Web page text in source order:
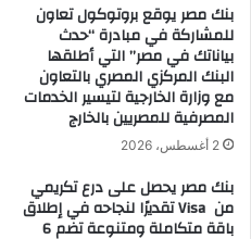
بنك مصر يوقع بروتوكول تعاون
للمشاركة في مبادرة “حدث
بياناتك في مصر” التي أطلقها
البنك المركزي المصري بالتعاون
مع وزارة الخارجية لتيسير الخدمات
المصرفية للمصريين بالخارج
2 أغسطس، 2026
بنك مصر يحصل على درع تكريمي
من Visa تقديرًا لنجاحه في إطلاق
باقة متكاملة ومتنوعة تضم 6